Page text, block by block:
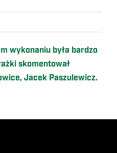
wykonaniu była bardzo
skomentował
Jacek Paszulewicz.